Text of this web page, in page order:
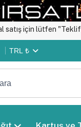
lütfen "Teklif Alın"
TRL ₺